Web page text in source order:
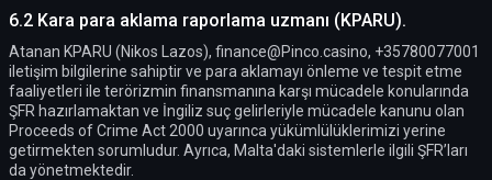
6.2 Kara para aklama raporlama uzmanı (KPARU).
Atanan KPARU (Nikos Lazos), finance@Pinco.casino, +35780077001
iletişim bilgilerine sahiptir ve para aklamayı önleme ve tespit etme
faaliyetleri ile terörizmin finansmanına karşı mücadele konularında
ŞFR hazırlamaktan ve İngiliz suç gelirleriyle mücadele kanunu olan
Proceeds of Crime Act 2000 uyarınca yükümlülüklerimizi yerine
getirmekten sorumludur. Ayrıca, Malta'daki sistemlerle ilgili ŞFR’ları
da yönetmektedir.